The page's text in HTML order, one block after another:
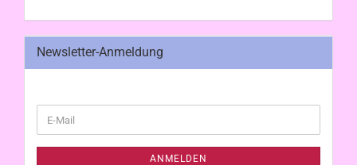
Newsletter-Anmeldung
ZUR
E-
Mail
ANMELDEN